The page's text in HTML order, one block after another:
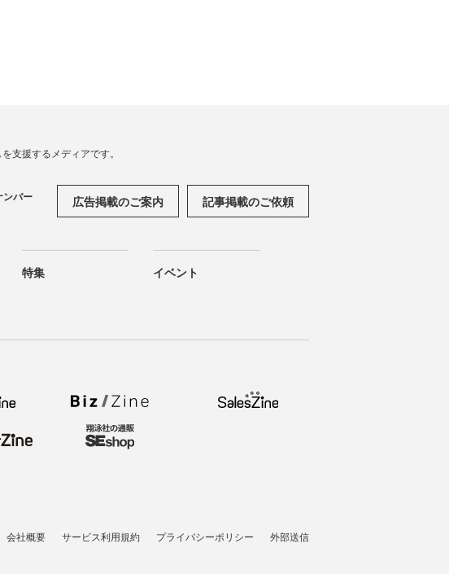
支援するメディアです。
ンバー 広告掲載のご案内 記事掲載のご依頼
特集 イベント
会社概要 サービス利用規約 プライバシーポリシー 外部送信